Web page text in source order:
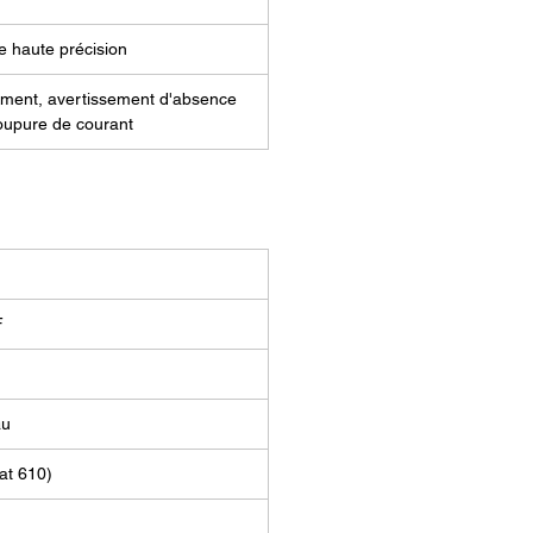
Surveillance Améliorés.
PRO 410 intègre plusieurs
avancées. Les buses de
de filament prévient les
de travail, tandis que le
de signalisation à LED.
une caméra interne permet de
3D, offrant une
haute précision
avertissement d'absence
de courant
610)